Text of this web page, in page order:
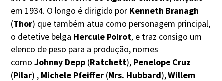
em 1934. O longo é dirigido por Kenneth Branagh
(Thor) que também atua como personagem principal,
o detetive belga Hercule Poirot, e traz consigo um
elenco de peso para a produção, nomes
comoJohnny Depp (Ratchett), Penelope Cruz
(Pilar) , Michele Pfeiffer (Mrs. Hubbard),Willem